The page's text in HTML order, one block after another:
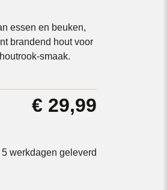
essen en beuken,
brandend hout voor
smaak.
€ 29,99
werkdagen geleverd